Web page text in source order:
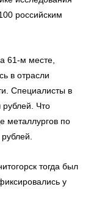
российским
61-м месте,
в отрасли
Специалисты в
Что
металлургов по
тогда был
у